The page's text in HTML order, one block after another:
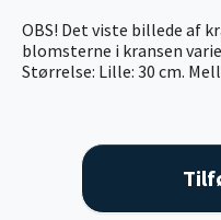
OBS! Det viste billede af
blomsterne i kransen
Størrelse: Lille: 30 cm.